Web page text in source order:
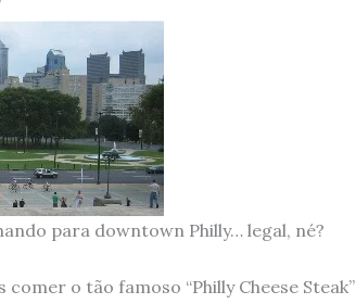
para downtown Philly… legal, né?
o tão famoso “Philly Cheese Steak”